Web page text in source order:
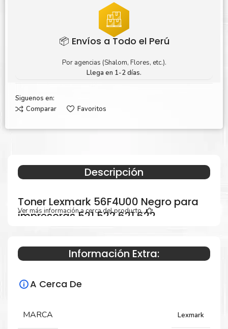
📦 Envíos a Todo el Perú
Por agencias (Shalom, Flores, etc.).
Llega en 1-2 días.
Siguenos en:
Comparar
Favoritos
Descripción
Toner Lexmark 56F4U00 Negro para
impresoras 521 522 621 622
Especificaciones Técnicas
Para impresoras:
MS621dn, MS622de, MX521ade, MX522adhe,
Ver más información a cerca del producto...
Información Extra:
A Cerca De
MARCA Lexmark